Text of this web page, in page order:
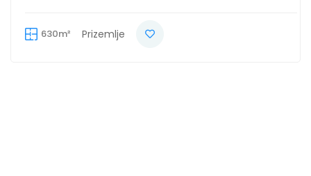
630m² Prizemlje